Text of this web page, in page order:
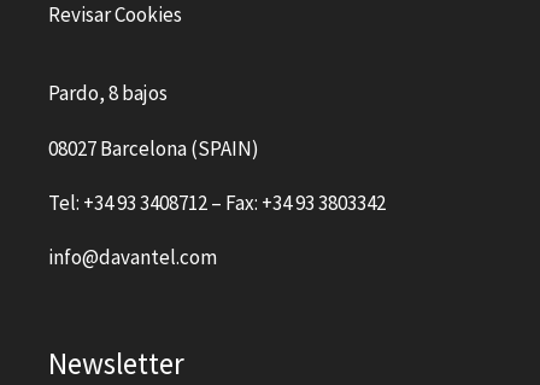
Revisar Cookies
Pardo, 8 bajos
08027 Barcelona (SPAIN)
Tel: +34 93 3408712 – Fax: +34 93 3803342
info@davantel.com
Newsletter